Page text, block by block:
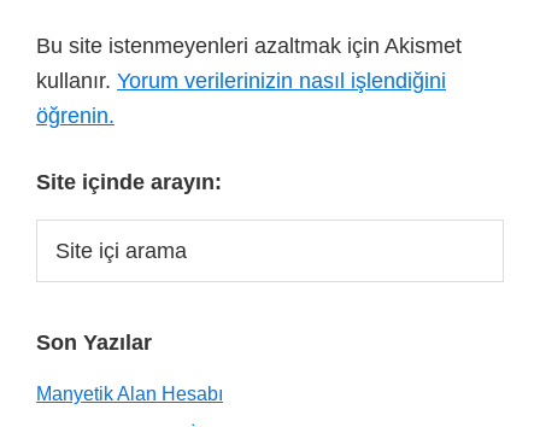
Bu site istenmeyenleri azaltmak için Akismet
kullanır. Yorum verilerinizin nasıl işlendiğini
öğrenin.
Site içinde arayın:
Son Yazılar
Manyetik Alan Hesabı